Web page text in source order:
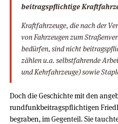
beitragspflichtige
Kraftfahrzeuge, die nach der
von Fahrzeugen zum
bedürfen, sind nicht
zählen u.a. selbstfahrende
und Kehrfahrzeuge) sowie
Doch die Geschichte mit den
rundfunkbeitragspflichtigen
begraben, im Gegenteil. Sie